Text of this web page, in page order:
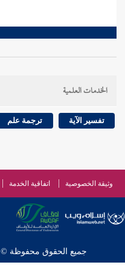
الخدمات العلمية
تفسير الآية ترجمة علم
وثيقة الخصوصية اتفاقية الخدمة
جميع الحقوق محفوظة © 2026 - 1998 لشبكة إسلام ويب